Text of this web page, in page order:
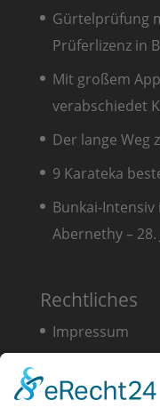
Gürtelprüfung
Prüferlizenz in
Mit großem
verabschiedet
Der lange Weg
9 Karateka
Bunkai-
Abernethy – 28.
Rechtliches
Impressum
Cookie-Richtlinie